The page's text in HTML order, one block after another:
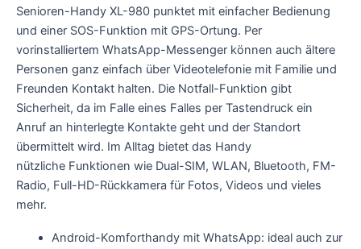
Senioren-Handy XL-980 punktet mit einfacher Bedienung
und einer SOS-Funktion mit GPS-Ortung. Per
vorinstalliertem WhatsApp-Messenger können auch ältere
Personen ganz einfach über Videotelefonie mit Familie und
Freunden Kontakt halten. Die Notfall-Funktion gibt
Sicherheit, da im Falle eines Falles per Tastendruck ein
Anruf an hinterlegte Kontakte geht und der Standort
übermittelt wird. Im Alltag bietet das Handy
nützliche Funktionen wie Dual-SIM, WLAN, Bluetooth, FM-
Radio, Full-HD-Rückkamera für Fotos, Videos und vieles
mehr.
Android-Komforthandy mit WhatsApp: ideal auch zur